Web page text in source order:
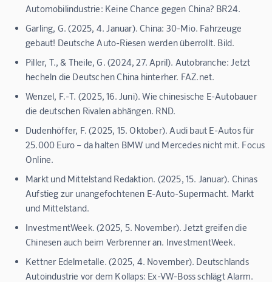
Automobilindustrie: Keine Chance gegen China? BR24.
Garling, G. (2025, 4. Januar). China: 30-Mio. Fahrzeuge
gebaut! Deutsche Auto-Riesen werden überrollt. Bild.
Piller, T., & Theile, G. (2024, 27. April). Autobranche: Jetzt
hecheln die Deutschen China hinterher. FAZ.net.
Wenzel, F.-T. (2025, 16. Juni). Wie chinesische E-Autobauer
die deutschen Rivalen abhängen. RND.
Dudenhöffer, F. (2025, 15. Oktober). Audi baut E-Autos für
25.000 Euro – da halten BMW und Mercedes nicht mit. Focus
Online.
Markt und Mittelstand Redaktion. (2025, 15. Januar). Chinas
Aufstieg zur unangefochtenen E-Auto-Supermacht. Markt
und Mittelstand.
InvestmentWeek. (2025, 5. November). Jetzt greifen die
Chinesen auch beim Verbrenner an. InvestmentWeek.
Kettner Edelmetalle. (2025, 4. November). Deutschlands
Autoindustrie vor dem Kollaps: Ex-VW-Boss schlägt Alarm.